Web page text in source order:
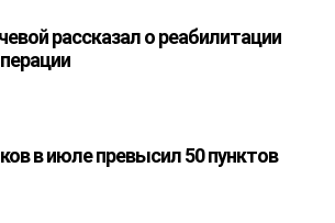
рассказал о реабилитации
в июле превысил 50 пунктов